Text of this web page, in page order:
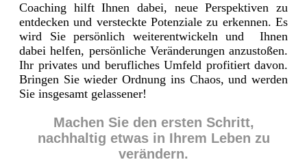
Coaching hilft Ihnen dabei, neue Perspektiven zu
entdecken und versteckte Potenziale zu erkennen. Es
wird Sie persönlich weiterentwickeln und Ihnen
dabei helfen, persönliche Veränderungen anzustoßen.
Ihr privates und berufliches Umfeld profitiert davon.
Bringen Sie wieder Ordnung ins Chaos, und werden
Sie insgesamt gelassener!
Machen Sie den ersten Schritt,
nachhaltig etwas in Ihrem Leben zu
verändern.